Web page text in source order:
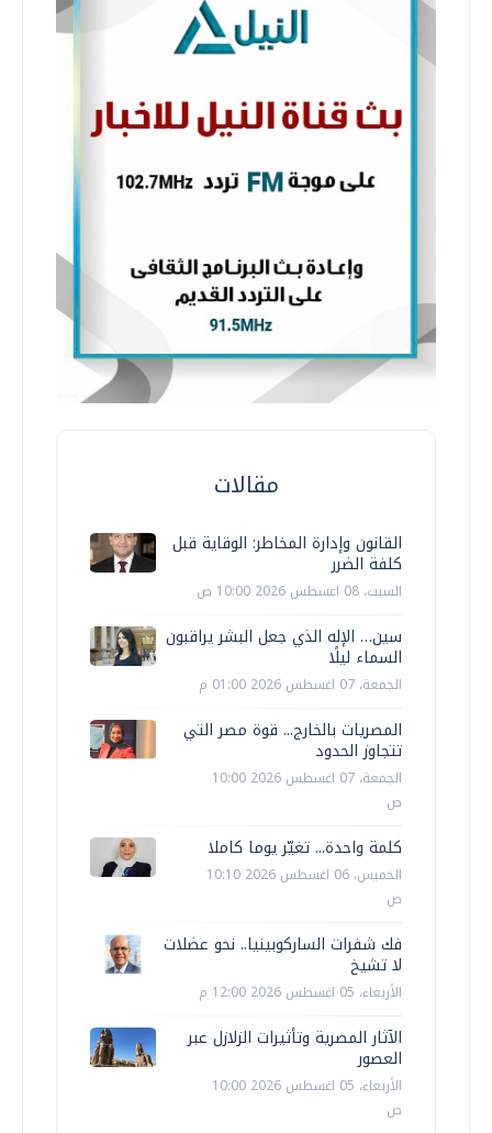
مقالات
القانون وإدارة المخاطر: الوقاية قبل
كلفة الضرر
السبت، 08 اغسطس 2026 10:00 ص
سين… الإله الذي جعل البشر يراقبون
السماء ليلًا
الجمعة، 07 اغسطس 2026 01:00 م
المصريات بالخارج... قوة مصر التي
تتجاوز الحدود
الجمعة، 07 اغسطس 2026 10:00
ص
كلمة واحدة... تغيّر يوما كاملا
الخميس، 06 اغسطس 2026 10:10
ص
فك شفرات الساركوبينيا.. نحو عضلات
لا تشيخ
الأربعاء، 05 اغسطس 2026 12:00 م
الآثار المصرية وتأثيرات الزلازل عبر
العصور
الأربعاء، 05 اغسطس 2026 10:00
ص